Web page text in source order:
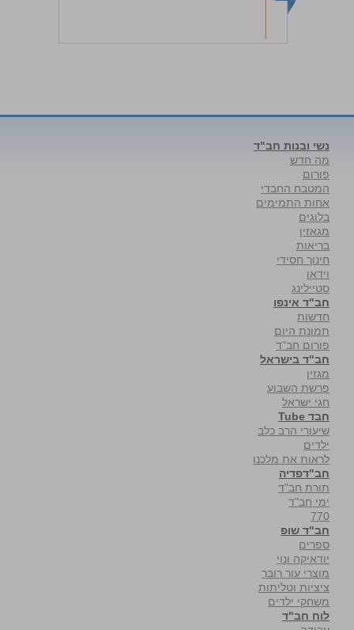
נשי ובנות חב"ד
מה חדש
פורום
המטבח החבדי
אחות התמימים
בלוגים
מגאזין
בריאות
חינוך חסידי
וידאו
סטיילינג
חב"ד אינפו
חדשות
תמונת היום
פורום חב"ד
חב"ד בישראל
מגזין
פרשת השבוע
חגי ישראל
חבד Tube
שיעורי הרב כלב
ילדים
לראות את מלכנו
חב"דפדיה
תורת חב"ד
ימי חב"ד
770
חב"ד שופ
ספרים
יודאיקה ונוי
מוצרי עור רובר
ציציות וטליתות
משחקי ילדים
לוח חב"ד